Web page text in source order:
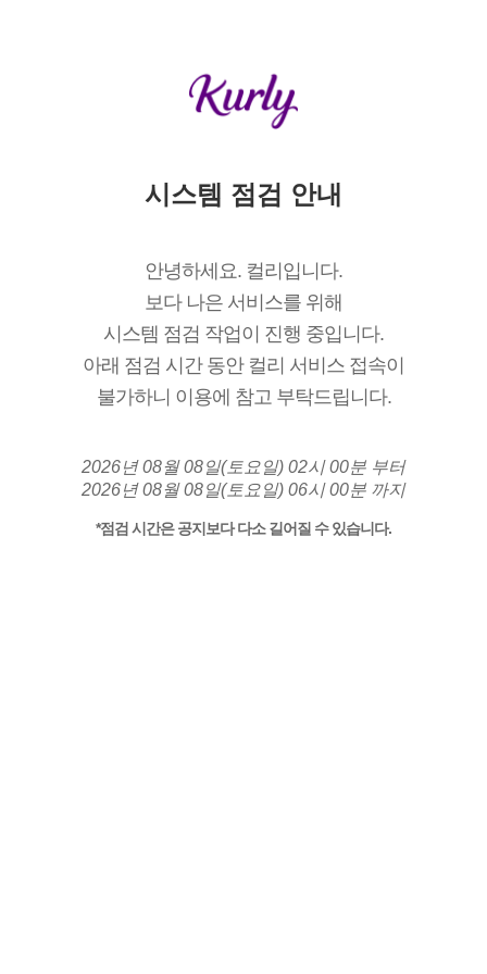
시스템 점검 안내
안녕하세요. 컬리입니다.
보다 나은 서비스를 위해
시스템 점검 작업이 진행 중입니다.
아래 점검 시간 동안 컬리 서비스 접속이
불가하니 이용에 참고 부탁드립니다.
2026년 08월 08일(토요일) 02시 00분 부터
2026년 08월 08일(토요일) 06시 00분 까지
*점검 시간은 공지보다 다소 길어질 수 있습니다.